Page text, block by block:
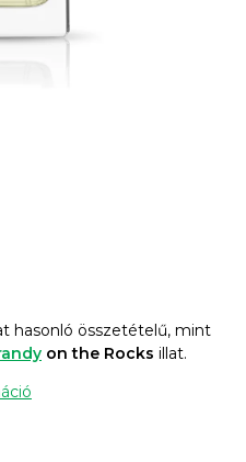
hasonló összetételű, mint
on the Rocks illat.